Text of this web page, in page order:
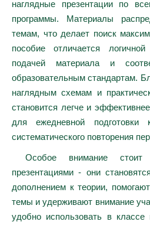
наглядные презентации по
программы. Материалы
темам, что делает поиск
пособие отличается
подачей материала и
образовательным стандартам.
наглядным схемам и
становится легче и
для ежедневной
систематического повторения
Особое внимание
презентациями - они
дополнением к теории,
темы и удерживают внимание
удобно использовать в классе